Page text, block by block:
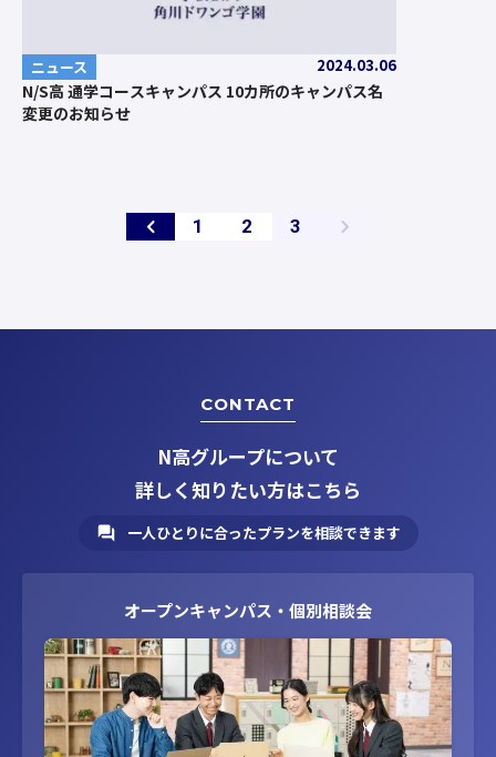
ニュース 2024.03.06
N/S高 通学コースキャンパス 10カ所のキャンパス名
変更のお知らせ
1
ペ
ー
2
ペ
3
ペ
CONTACT
N高グループについて
詳しく知りたい方はこちら
一人ひとりに合ったプランを相談できます
オープンキャンパス・個別相談会